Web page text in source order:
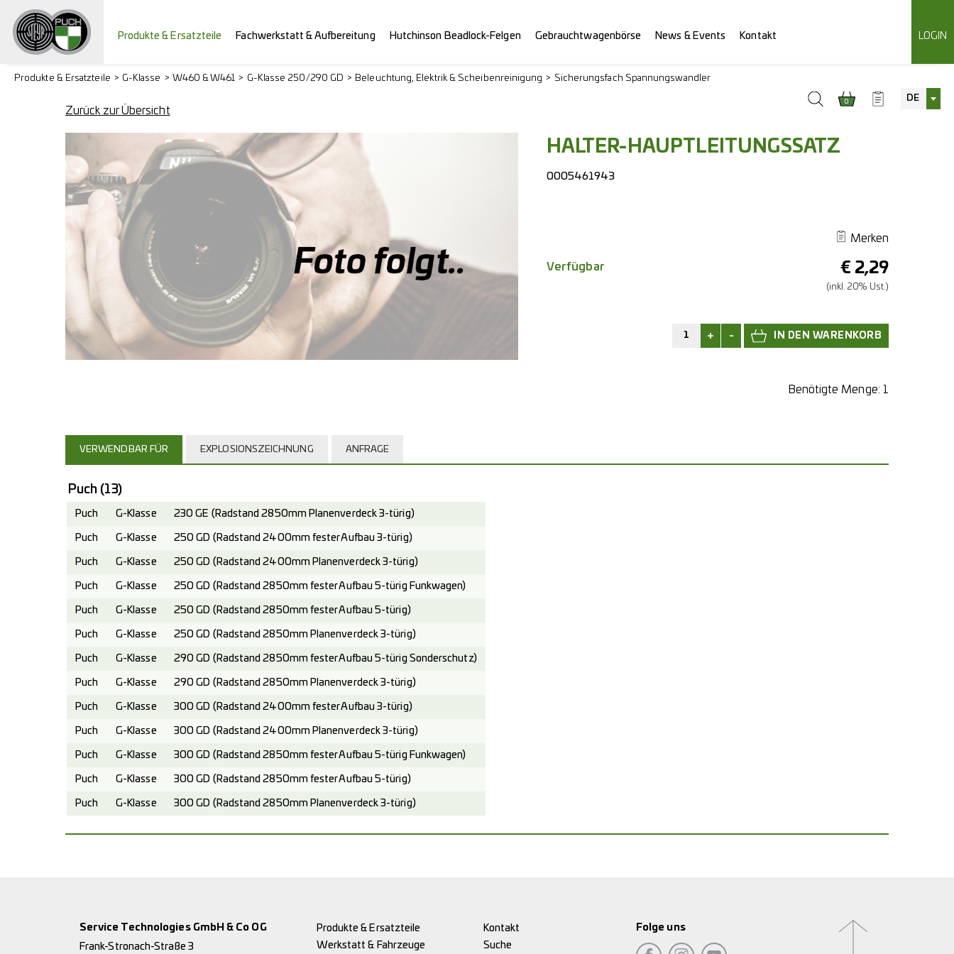
Produkte & Ersatzteile Fachwerkstatt & Aufbereitung Hutchinson Beadlock-Felgen Gebrauchtwagenbörse News & Events Kontakt LOGIN
0 DE
Produkte & Ersatzteile G-Klasse W460 & W461 G-Klasse 250/290 GD Beleuchtung, Elektrik & Scheibenreinigung Sicherungsfach Spannungswandler
Zurück zur Übersicht
HALTER-HAUPTLEITUNGSSATZ
0005461943
Merken
€ 2,29
(inkl. 20% Ust.)
Verfügbar
+ -
Benötigte Menge: 1
VERWENDBAR FÜR EXPLOSIONSZEICHNUNG ANFRAGE
Puch (13)
Puch G-Klasse 230 GE (Radstand 2850mm Planenverdeck 3-türig)
Puch G-Klasse 250 GD (Radstand 2400mm fester Aufbau 3-türig)
Puch G-Klasse 250 GD (Radstand 2400mm Planenverdeck 3-türig)
Puch G-Klasse 250 GD (Radstand 2850mm fester Aufbau 5-türig Funkwagen)
Puch G-Klasse 250 GD (Radstand 2850mm fester Aufbau 5-türig)
Puch G-Klasse 250 GD (Radstand 2850mm Planenverdeck 3-türig)
Puch G-Klasse 290 GD (Radstand 2850mm fester Aufbau 5-türig Sonderschutz)
Puch G-Klasse 290 GD (Radstand 2850mm Planenverdeck 3-türig)
Puch G-Klasse 300 GD (Radstand 2400mm fester Aufbau 3-türig)
Puch G-Klasse 300 GD (Radstand 2400mm Planenverdeck 3-türig)
Puch G-Klasse 300 GD (Radstand 2850mm fester Aufbau 5-türig Funkwagen)
Puch G-Klasse 300 GD (Radstand 2850mm fester Aufbau 5-türig)
Puch G-Klasse 300 GD (Radstand 2850mm Planenverdeck 3-türig)
Service Technologies GmbH & Co OG
Frank-Stronach-Straße 3
Produkte & Ersatzteile
Werkstatt & Fahrzeuge
Kontakt
Suche
Folge uns